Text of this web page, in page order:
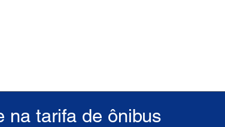
na tarifa de ônibus